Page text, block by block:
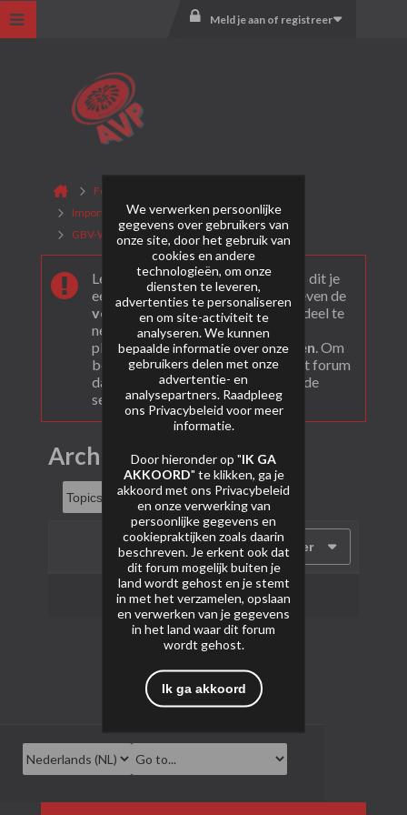
Meld je aan of registreer
Forum
Importeurs & Nederlands vuurwerk
GBV-WECO Vuurwerk B.V.
Archief
Leuk dat je ons gevonden hebt! Als dit je
eerste bezoek is bekijk dan eerst even de
veel gestelde vragen. Om actief deel te
nemen en ook berichten te kunnen
plaatsen moet je je eerstregisteren. Om
berichten te bekijken, selecteer het forum
dat je wil bezoeken uit onderstaande
selectie.
Archief
Filter
Geen onderwerpen gevonden.
We verwerken persoonlijke
gegevens over gebruikers van
onze site, door het gebruik van
cookies en andere
technologieën, om onze
diensten te leveren,
advertenties te personaliseren
en om site-activiteit te
analyseren. We kunnen
bepaalde informatie over onze
gebruikers delen met onze
advertentie- en
analysepartners. Raadpleeg
ons Privacybeleid voor meer
informatie.
Door hieronder op "IK GA
AKKOORD" te klikken, ga je
akkoord met ons Privacybeleid
en onze verwerking van
persoonlijke gegevens en
cookiepraktijken zoals daarin
beschreven. Je erkent ook dat
dit forum mogelijk buiten je
land wordt gehost en je stemt
in met het verzamelen, opslaan
en verwerken van je gegevens
in het land waar dit forum
wordt gehost.
Ik ga akkoord